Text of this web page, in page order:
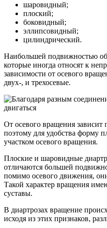
шаровидный;
плоский;
боковидный;
эллипсовидный;
цилиндрический.
Наибольшей подвижностью
которые иногда относят к
зависимости от осевого
двух-, и трехосевые.
От осевого вращения зависит
поэтому для удобства форму
участком осевого вращения.
Плоские и шаровидные
отличаются большей
помимо осевого движения,
Такой характер вращения
суставы.
В диартрозах вращение
исходя из этих признаков,